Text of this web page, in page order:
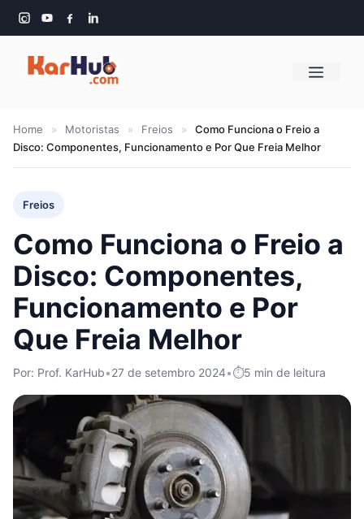
Pular
para
conteúdo
Menu
Home » Motoristas » Freios »
Como Funciona o Freio a
Disco: Componentes, Funcionamento e Por Que Freia Melhor
Freios
Como Funciona o Freio a
Disco: Componentes,
Funcionamento e Por
Que Freia Melhor
Por: Prof. KarHub•27 de setembro 2024• 5 min de leitura